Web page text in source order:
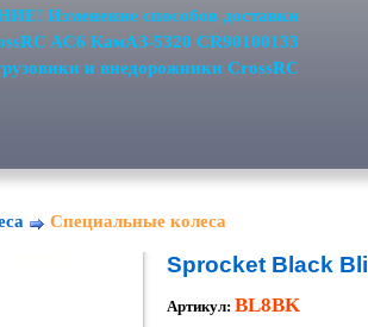
Изменение способов доставки
AC6 КамАЗ-5320 CR90100133
и внедорожники CrossRC
Специальные колеса
Sprocket Black
Артикул: BL8BK